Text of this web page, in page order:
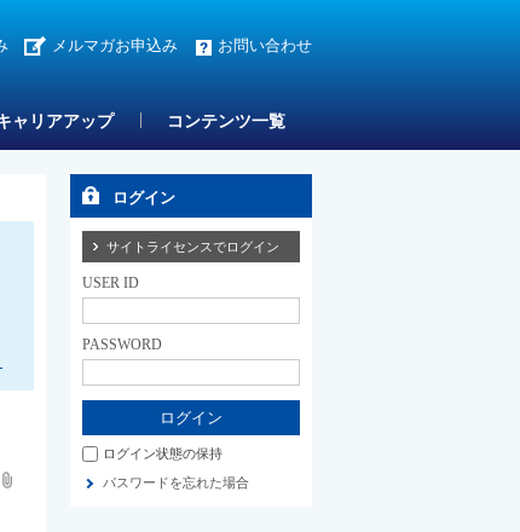
メルマガお申込み お問い合わせ
ャリアアップ コンテンツ一覧
ログイン
サイトライセンスでログイン
USER ID
PASSWORD
ログイン状態の保持
パスワードを忘れた場合